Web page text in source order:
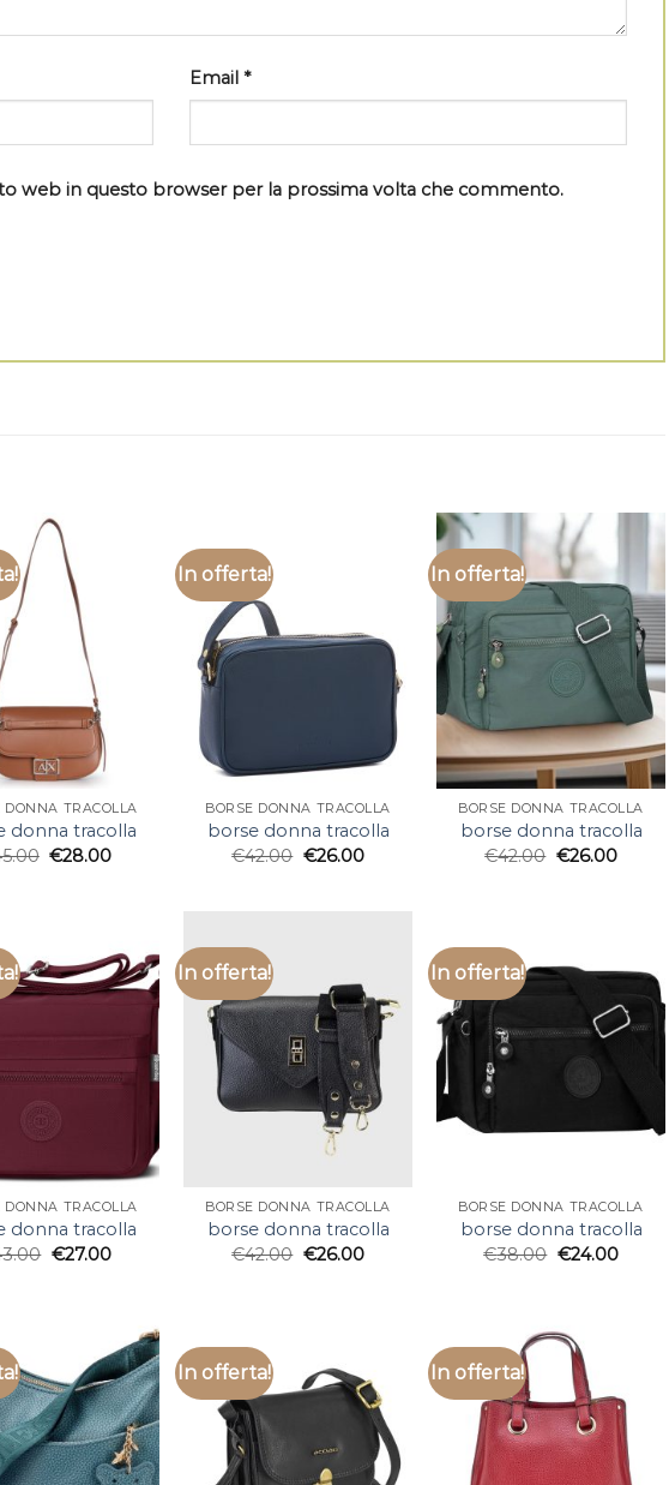
Email *
web in questo browser per la prossima volta che commento.
DONNA TRACOLLA
donna tracolla
€28.00
In offerta!
BORSE DONNA TRACOLLA
borse donna tracolla
€42.00 €26.00
In offerta!
BORSE DONNA TRACOLLA
borse donna tracolla
€42.00 €26.00
DONNA TRACOLLA
donna tracolla
€27.00
In offerta!
BORSE DONNA TRACOLLA
borse donna tracolla
€42.00 €26.00
In offerta!
BORSE DONNA TRACOLLA
borse donna tracolla
€38.00 €24.00
In offerta! In offerta!